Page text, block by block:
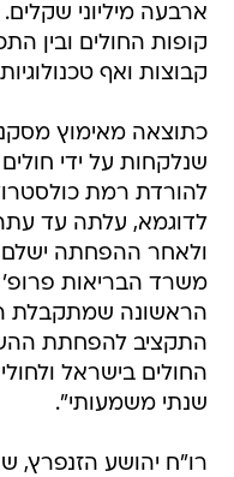
ארבעה מיליוני
קופות החולים ובין
קבוצות ואף
כתוצאה מאימוץ
שנלקחות על ידי
משרד הבריאות פרופ'
הראשונה שמתקבלת
התקציב להפחתת
החולים בישראל
שנתי משמעותי".
רו"ח יהושע הזנפרץ,